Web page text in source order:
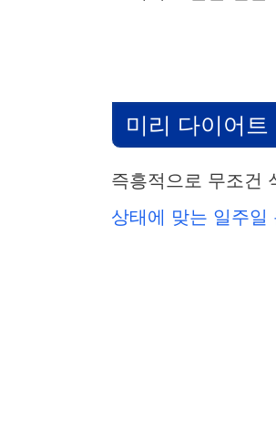
미리 다이어
즉흥적으로 무조건
상태에 맞는 일주일